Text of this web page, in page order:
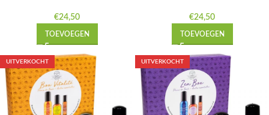
€24,50
TOEVOEGEN
€24,50
TOEVOEGEN
UITVERKOCHT UITVERKOCHT